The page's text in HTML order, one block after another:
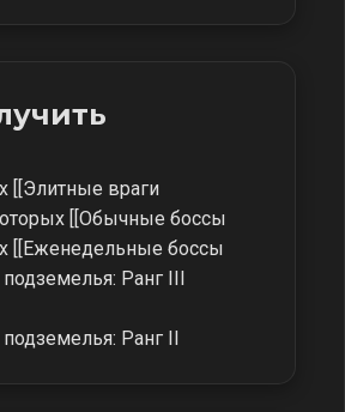
[[Элитные враги
[[Обычные боссы
[[Еженедельные боссы
Ранг III
Ранг II